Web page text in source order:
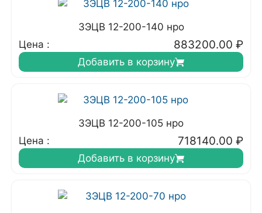
3ЭЦВ 12-200-140 нро
Цена :
883200.00 ₽
Добавить в корзину
3ЭЦВ 12-200-105 нро
Цена :
718140.00 ₽
Добавить в корзину